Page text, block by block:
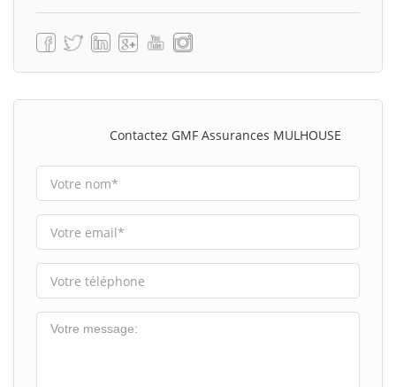
Contactez GMF Assurances MULHOUSE